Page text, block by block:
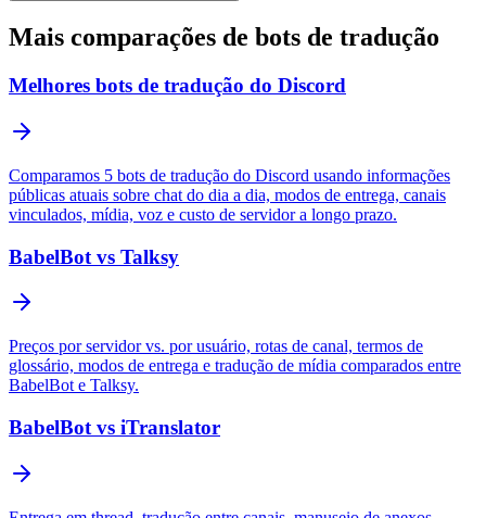
Mais comparações de bots de tradução
Melhores bots de tradução do Discord
Comparamos 5 bots de tradução do Discord usando informações
públicas atuais sobre chat do dia a dia, modos de entrega, canais
vinculados, mídia, voz e custo de servidor a longo prazo.
BabelBot vs Talksy
Preços por servidor vs. por usuário, rotas de canal, termos de
glossário, modos de entrega e tradução de mídia comparados entre
BabelBot e Talksy.
BabelBot vs iTranslator